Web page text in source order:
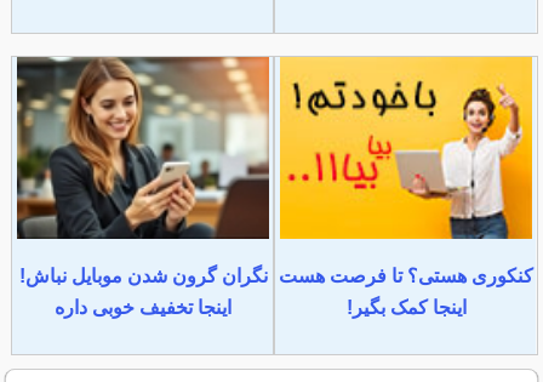
کنکوری هستی؟ تا فرصت هست
اینجا کمک بگیر!
نگران گرون شدن موبایل نباش!
اینجا تخفیف خوبی داره